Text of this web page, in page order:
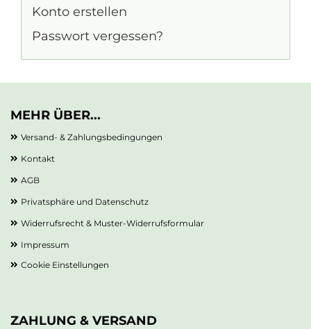
Konto erstellen
Passwort vergessen?
MEHR ÜBER...
Versand- & Zahlungsbedingungen
Kontakt
AGB
Privatsphäre und Datenschutz
Widerrufsrecht & Muster-Widerrufsformular
Impressum
Cookie Einstellungen
ZAHLUNG & VERSAND